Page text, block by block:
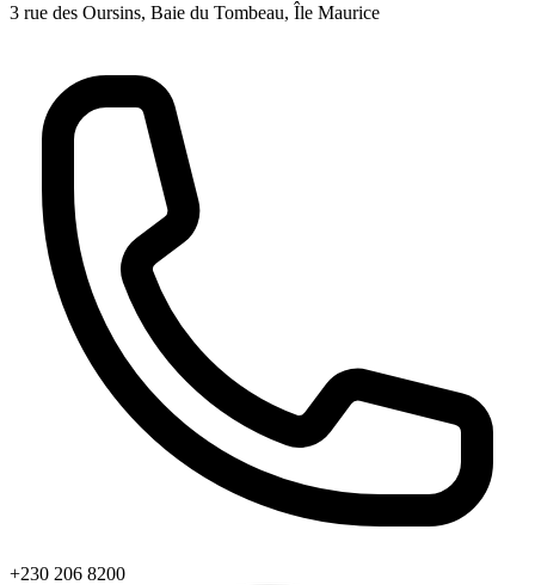
3 rue des Oursins, Baie du Tombeau, Île Maurice
+230 206 8200